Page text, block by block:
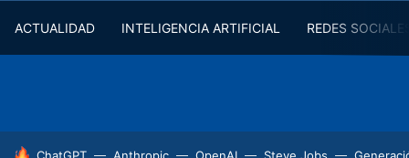
ACTUALIDAD INTELIGENCIA ARTIFICIAL REDES